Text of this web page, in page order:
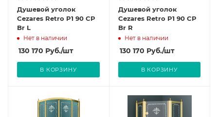
Душевой уголок
Cezares Retro P1 90 CP
Br L
Нет в наличии
130 170 Руб./шт
В КОРЗИНУ
Душевой уголок
Cezares Retro P1 90 CP
Br R
Нет в наличии
130 170 Руб./шт
В КОРЗИНУ